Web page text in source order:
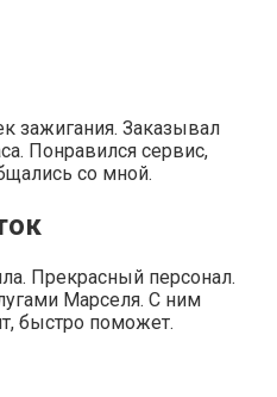
зажигания. Заказывал
Понравился сервис,
со мной.
Прекрасный персонал.
Марселя. С ним
быстро поможет.